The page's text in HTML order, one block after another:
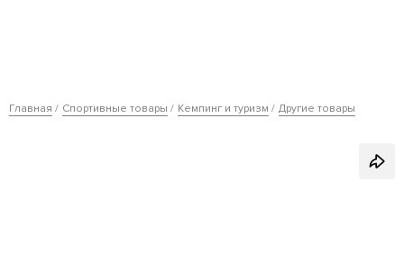
Главная Спортивные товары Кемпинг и туризм Другие товары